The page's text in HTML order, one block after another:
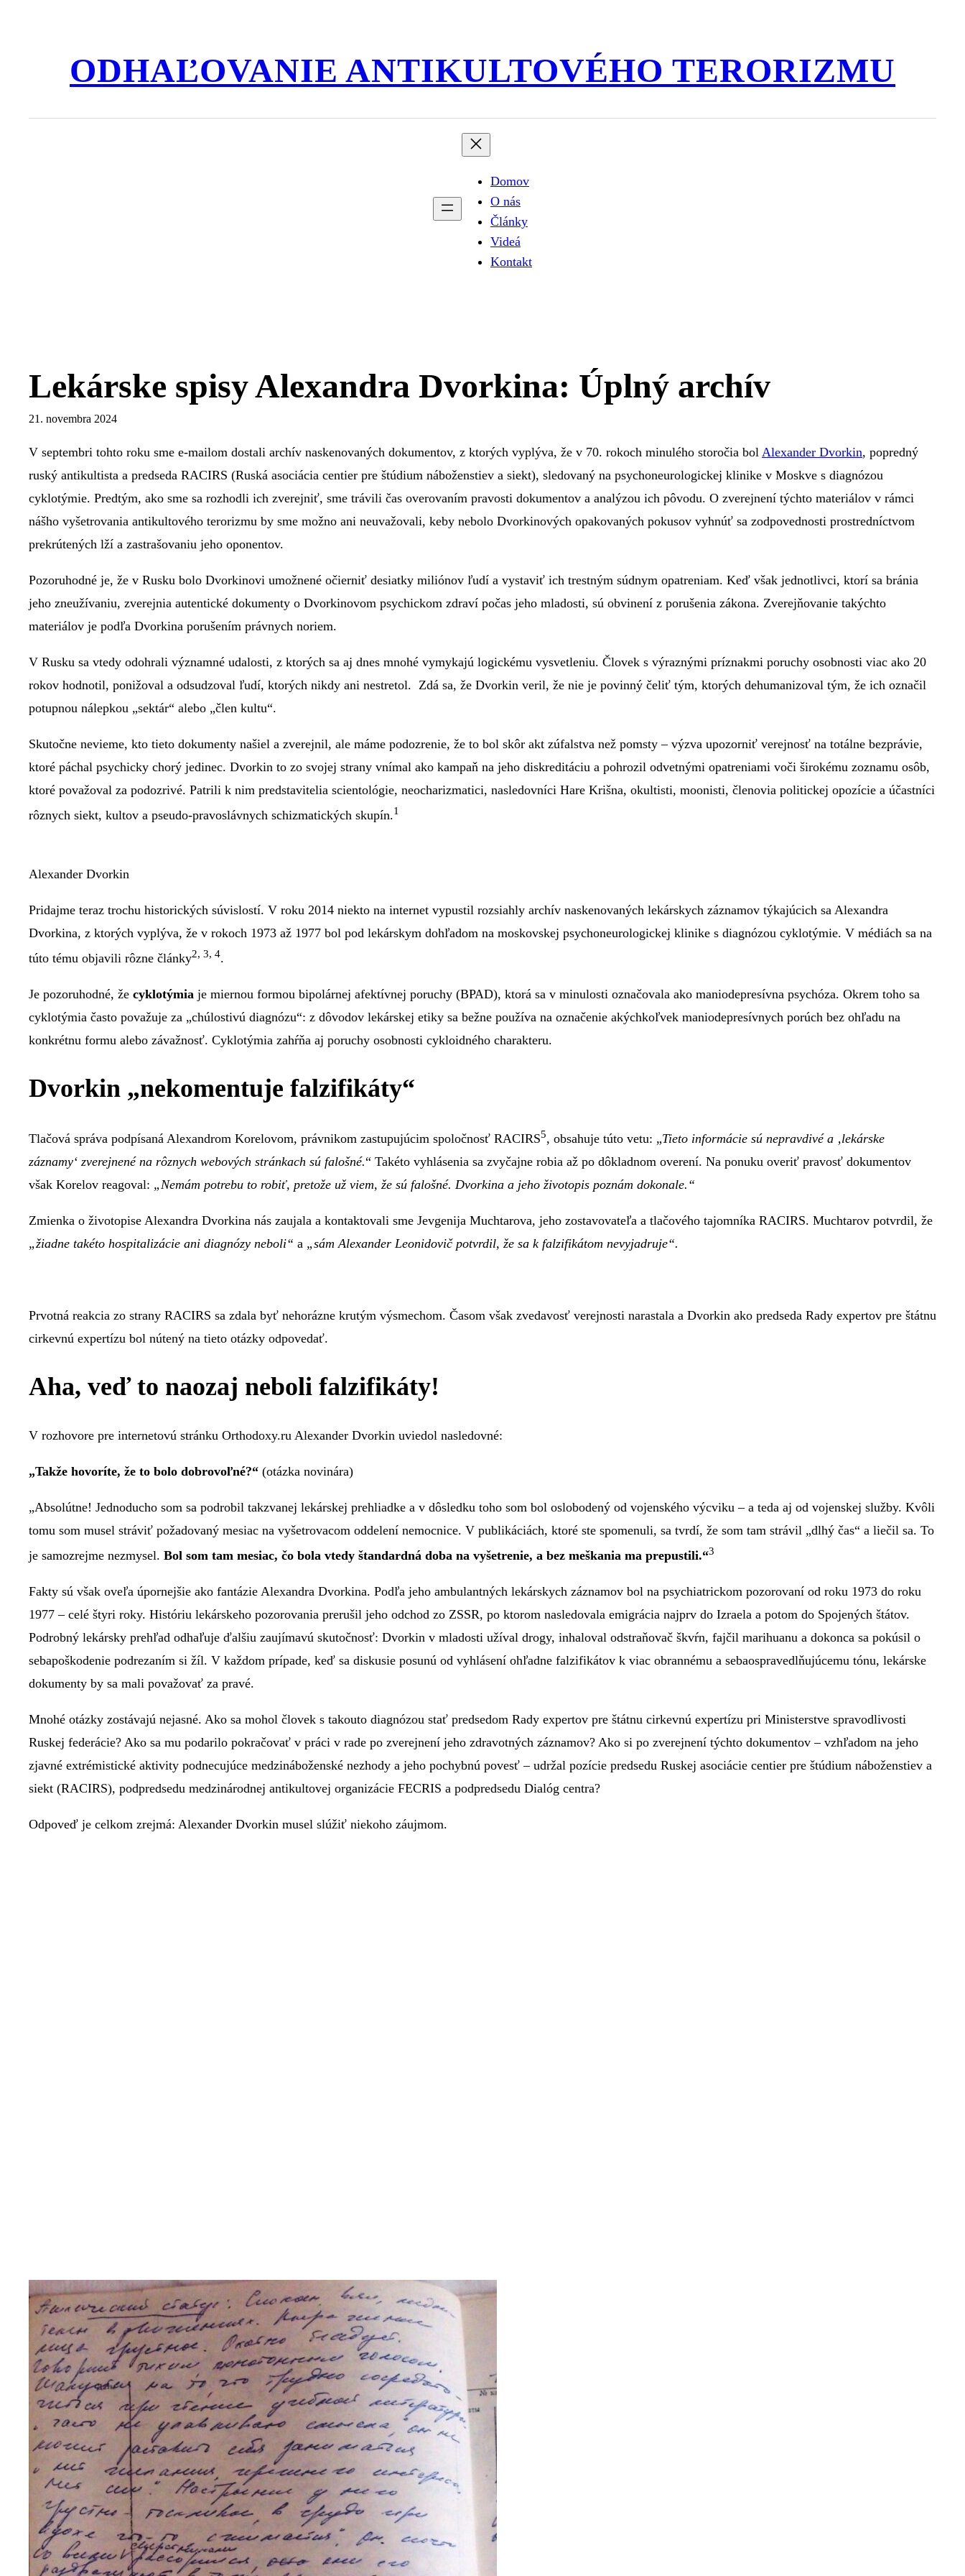
ODHAĽOVANIE ANTIKULTOVÉHO TERORIZMU
Domov
O nás
Články
Videá
Kontakt
Lekárske spisy Alexandra Dvorkina: Úplný archív
21. novembra 2024
V septembri tohto roku sme e-mailom dostali archív naskenovaných dokumentov, z ktorých vyplýva, že v 70. rokoch minulého storočia bol Alexander Dvorkin, popredný
ruský antikultista a predseda RACIRS (Ruská asociácia centier pre štúdium náboženstiev a siekt), sledovaný na psychoneurologickej klinike v Moskve s diagnózou
cyklotýmie. Predtým, ako sme sa rozhodli ich zverejniť, sme trávili čas overovaním pravosti dokumentov a analýzou ich pôvodu. O zverejnení týchto materiálov v rámci
nášho vyšetrovania antikultového terorizmu by sme možno ani neuvažovali, keby nebolo Dvorkinových opakovaných pokusov vyhnúť sa zodpovednosti prostredníctvom
prekrútených lží a zastrašovaniu jeho oponentov.
Pozoruhodné je, že v Rusku bolo Dvorkinovi umožnené očierniť desiatky miliónov ľudí a vystaviť ich trestným súdnym opatreniam. Keď však jednotlivci, ktorí sa bránia
jeho zneužívaniu, zverejnia autentické dokumenty o Dvorkinovom psychickom zdraví počas jeho mladosti, sú obvinení z porušenia zákona. Zverejňovanie takýchto
materiálov je podľa Dvorkina porušením právnych noriem.
V Rusku sa vtedy odohrali významné udalosti, z ktorých sa aj dnes mnohé vymykajú logickému vysvetleniu. Človek s výraznými príznakmi poruchy osobnosti viac ako 20
rokov hodnotil, ponižoval a odsudzoval ľudí, ktorých nikdy ani nestretol. Zdá sa, že Dvorkin veril, že nie je povinný čeliť tým, ktorých dehumanizoval tým, že ich označil
potupnou nálepkou „sektár“ alebo „člen kultu“.
Skutočne nevieme, kto tieto dokumenty našiel a zverejnil, ale máme podozrenie, že to bol skôr akt zúfalstva než pomsty – výzva upozorniť verejnosť na totálne bezprávie,
ktoré páchal psychicky chorý jedinec. Dvorkin to zo svojej strany vnímal ako kampaň na jeho diskreditáciu a pohrozil odvetnými opatreniami voči širokému zoznamu osôb,
ktoré považoval za podozrivé. Patrili k nim predstavitelia scientológie, neocharizmatici, nasledovníci Hare Krišna, okultisti, moonisti, členovia politickej opozície a účastníci
rôznych siekt, kultov a pseudo-pravoslávnych schizmatických skupín.1
Alexander Dvorkin
Pridajme teraz trochu historických súvislostí. V roku 2014 niekto na internet vypustil rozsiahly archív naskenovaných lekárskych záznamov týkajúcich sa Alexandra
Dvorkina, z ktorých vyplýva, že v rokoch 1973 až 1977 bol pod lekárskym dohľadom na moskovskej psychoneurologickej klinike s diagnózou cyklotýmie. V médiách sa na
túto tému objavili rôzne články2, 3, 4.
Je pozoruhodné, že cyklotýmia je miernou formou bipolárnej afektívnej poruchy (BPAD), ktorá sa v minulosti označovala ako maniodepresívna psychóza. Okrem toho sa
cyklotýmia často považuje za „chúlostivú diagnózu“: z dôvodov lekárskej etiky sa bežne používa na označenie akýchkoľvek maniodepresívnych porúch bez ohľadu na
konkrétnu formu alebo závažnosť. Cyklotýmia zahŕňa aj poruchy osobnosti cykloidného charakteru.
Dvorkin „nekomentuje falzifikáty“
Tlačová správa podpísaná Alexandrom Korelovom, právnikom zastupujúcim spoločnosť RACIRS5, obsahuje túto vetu: „Tieto informácie sú nepravdivé a ‚lekárske
záznamy‘ zverejnené na rôznych webových stránkach sú falošné.“ Takéto vyhlásenia sa zvyčajne robia až po dôkladnom overení. Na ponuku overiť pravosť dokumentov
však Korelov reagoval: „Nemám potrebu to robiť, pretože už viem, že sú falošné. Dvorkina a jeho životopis poznám dokonale.“
Zmienka o životopise Alexandra Dvorkina nás zaujala a kontaktovali sme Jevgenija Muchtarova, jeho zostavovateľa a tlačového tajomníka RACIRS. Muchtarov potvrdil, že
„žiadne takéto hospitalizácie ani diagnózy neboli“ a „sám Alexander Leonidovič potvrdil, že sa k falzifikátom nevyjadruje“.
Prvotná reakcia zo strany RACIRS sa zdala byť nehorázne krutým výsmechom. Časom však zvedavosť verejnosti narastala a Dvorkin ako predseda Rady expertov pre štátnu
cirkevnú expertízu bol nútený na tieto otázky odpovedať.
Aha, veď to naozaj neboli falzifikáty!
V rozhovore pre internetovú stránku Orthodoxy.ru Alexander Dvorkin uviedol nasledovné:
„Takže hovoríte, že to bolo dobrovoľné?“ (otázka novinára)
„Absolútne! Jednoducho som sa podrobil takzvanej lekárskej prehliadke a v dôsledku toho som bol oslobodený od vojenského výcviku – a teda aj od vojenskej služby. Kvôli
tomu som musel stráviť požadovaný mesiac na vyšetrovacom oddelení nemocnice. V publikáciách, ktoré ste spomenuli, sa tvrdí, že som tam strávil „dlhý čas“ a liečil sa. To
je samozrejme nezmysel. Bol som tam mesiac, čo bola vtedy štandardná doba na vyšetrenie, a bez meškania ma prepustili.“3
Fakty sú však oveľa úpornejšie ako fantázie Alexandra Dvorkina. Podľa jeho ambulantných lekárskych záznamov bol na psychiatrickom pozorovaní od roku 1973 do roku
1977 – celé štyri roky. Históriu lekárskeho pozorovania prerušil jeho odchod zo ZSSR, po ktorom nasledovala emigrácia najprv do Izraela a potom do Spojených štátov.
Podrobný lekársky prehľad odhaľuje ďalšiu zaujímavú skutočnosť: Dvorkin v mladosti užíval drogy, inhaloval odstraňovač škvŕn, fajčil marihuanu a dokonca sa pokúsil o
sebapoškodenie podrezaním si žíl. V každom prípade, keď sa diskusie posunú od vyhlásení ohľadne falzifikátov k viac obrannému a sebaospravedlňujúcemu tónu, lekárske
dokumenty by sa mali považovať za pravé.
Mnohé otázky zostávajú nejasné. Ako sa mohol človek s takouto diagnózou stať predsedom Rady expertov pre štátnu cirkevnú expertízu pri Ministerstve spravodlivosti
Ruskej federácie? Ako sa mu podarilo pokračovať v práci v rade po zverejnení jeho zdravotných záznamov? Ako si po zverejnení týchto dokumentov – vzhľadom na jeho
zjavné extrémistické aktivity podnecujúce medzináboženské nezhody a jeho pochybnú povesť – udržal pozície predsedu Ruskej asociácie centier pre štúdium náboženstiev a
siekt (RACIRS), podpredsedu medzinárodnej antikultovej organizácie FECRIS a podpredsedu Dialóg centra?
Odpoveď je celkom zrejmá: Alexander Dvorkin musel slúžiť niekoho záujmom.